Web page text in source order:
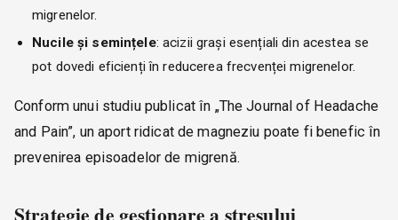
migrenelor.
Nucile și semințele: acizii grași esențiali din acestea se
pot dovedi eficienți în reducerea frecvenței migrenelor.
Conform unui studiu publicat în „The Journal of Headache
and Pain”, un aport ridicat de magneziu poate fi benefic în
prevenirea episoadelor de migrenă.
Strategie de gestionare a stresului